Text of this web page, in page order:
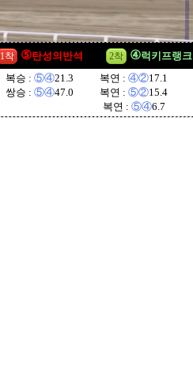
1착 ⑤탄성의반석 2착 ④럭키프랭크
복승 : ⑤④21.3
쌍승 : ⑤④47.0
복연 : ④②17.1
복연 : ⑤②15.4
복연 : ⑤④6.7